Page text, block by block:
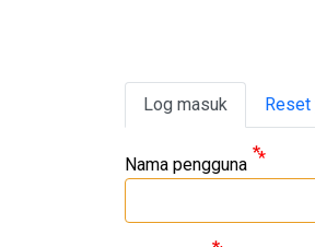
Primary
Log masuk
Nama pengguna